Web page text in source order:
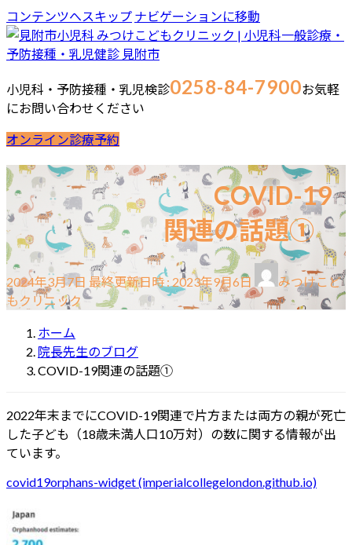
コンテンツへスキップ ナビゲーションに移動
小児科・予防接種・乳児検診0258-84-7900お気軽
にお問い合わせください
オンライン診療予約
ホーム 最新情報 ご挨拶診療案内 当院の取り組み
院長・スタッフブログ
院長ブログ
スタッフブログ
お問合せCOVID-19
関連の話題①
2024年3月7日 最終更新日時 : 2023年9月6日
みつけこど
もクリニック
ホーム
院長先生のブログ
COVID-19関連の話題①
2022年末までにCOVID-19関連で片方または両方の親が死亡
した子ども（18歳未満人口10万対）の数に関する情報が出
ています。
covid19orphans-widget (imperialcollegelondon.github.io)